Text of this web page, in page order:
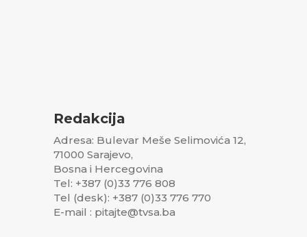
Redakcija
Adresa: Bulevar Meše Selimovića 12,
71000 Sarajevo,
Bosna i Hercegovina
Tel: +387 (0)33 776 808
Tel (desk): +387 (0)33 776 770
E-mail : pitajte@tvsa.ba